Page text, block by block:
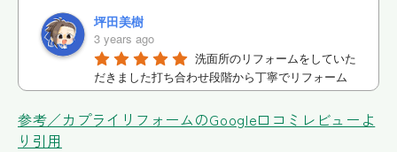
坪田美樹
3 years ago
洗面所のリフォームをしていた
だきました打ち合わせ段階から丁寧でリフォーム
のの実現迄信頼してお任せできました
あん
参考／カプライリフォームのGoogle口コミレビューよ
り引用